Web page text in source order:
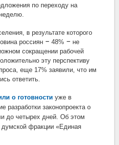
по переходу на
в результате которого
россиян – 48% – не
сокращении рабочей
эту перспективу
еще 17% заявили, что им
ответить.
о готовности уже в
разработки законопроекта о
до четырех дней. Об этом
фракции «Единая